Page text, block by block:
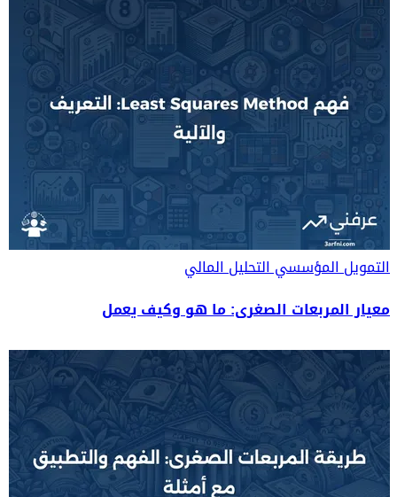
التمويل المؤسسيالتحليل المالي
معيار المربعات الصغرى: ما هو وكيف يعمل